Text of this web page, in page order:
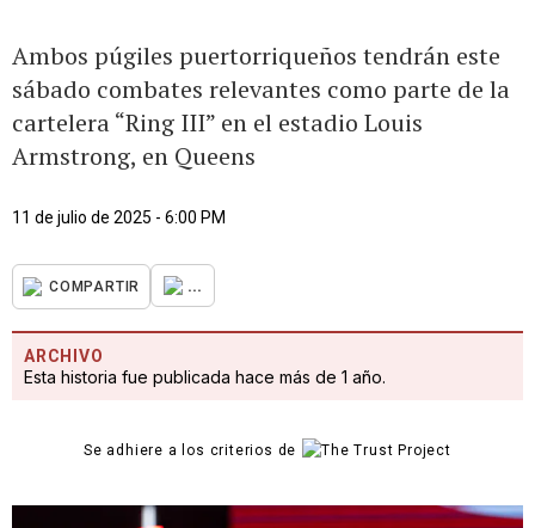
Ambos púgiles puertorriqueños tendrán este
sábado combates relevantes como parte de la
cartelera “Ring III” en el estadio Louis
Armstrong, en Queens
11 de julio de 2025 - 6:00 PM
COMPARTIR ...
ARCHIVO
Esta historia fue publicada hace más de 1 año.
Se adhiere a los criterios de